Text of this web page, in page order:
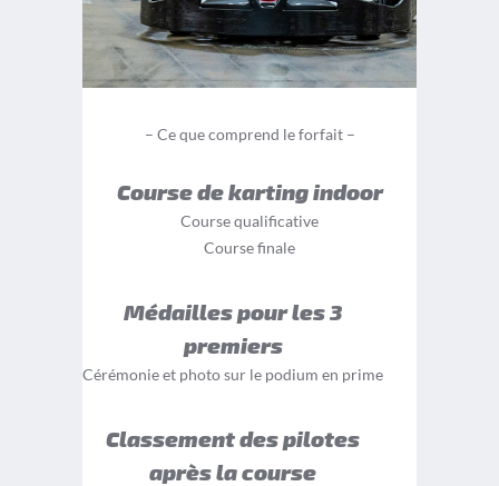
– Ce que comprend le forfait –
Course de karting indoor
Course qualificative
Course finale
Médailles pour les 3
premiers
Cérémonie et photo sur le podium en prime
Classement des pilotes
après la course